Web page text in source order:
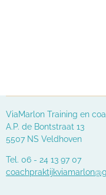
ViaMarlon Training en
A.P. de Bontstraat 13
5507 NS Veldhoven
Tel. 06 - 24 13 97 07